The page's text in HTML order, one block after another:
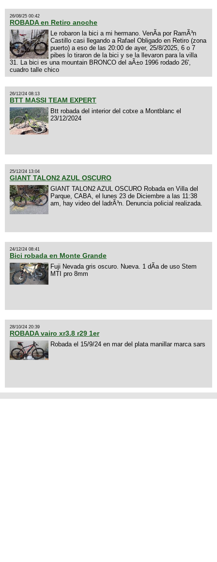
26/08/25 00:42
ROBADA en Retiro anoche
Le robaron la bici a mi hermano. VenÃ­a por RamÃ³n
Castillo casi llegando a Rafael Obligado en Retiro (zona
puerto) a eso de las 20:00 de ayer, 25/8/2025, 6 o 7
pibes lo tiraron de la bici y se la llevaron para la villa
31. La bici es una mountain BRONCO del aÃ±o 1996 rodado 26',
cuadro talle chico
26/12/24 08:13
BTT MASSI TEAM EXPERT
Btt robada del interior del cotxe a Montblanc el
23/12/2024
25/12/24 13:04
GIANT TALON2 AZUL OSCURO
GIANT TALON2 AZUL OSCURO Robada en Villa del
Parque, CABA, el lunes 23 de Diciembre a las 11:38
am, hay video del ladrÃ³n. Denuncia policial realizada.
24/12/24 08:41
Bici robada en Monte Grande
Fuji Nevada gris oscuro. Nueva. 1 dÃ­a de uso Stem
MTI pro 8mm
28/10/24 20:39
ROBADA vairo xr3.8 r29 1er
Robada el 15/9/24 en mar del plata manillar marca sars